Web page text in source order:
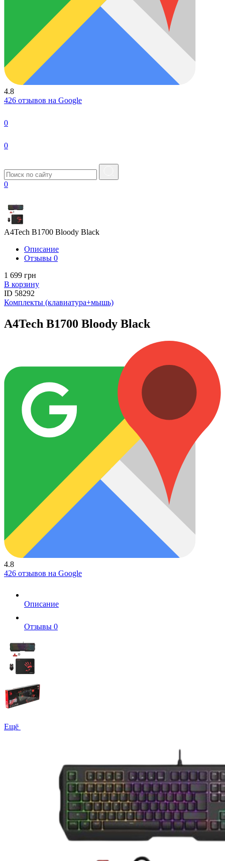
4.8
426 отзывов на Google
0
0
0
A4Tech B1700 Bloody Black
Описание
Отзывы 0
1 699 грн
В корзину
ID 58292
Комплекты (клавиатура+мышь)
A4Tech B1700 Bloody Black
4.8
426 отзывов на Google
Описание
Отзывы 0
Ещё